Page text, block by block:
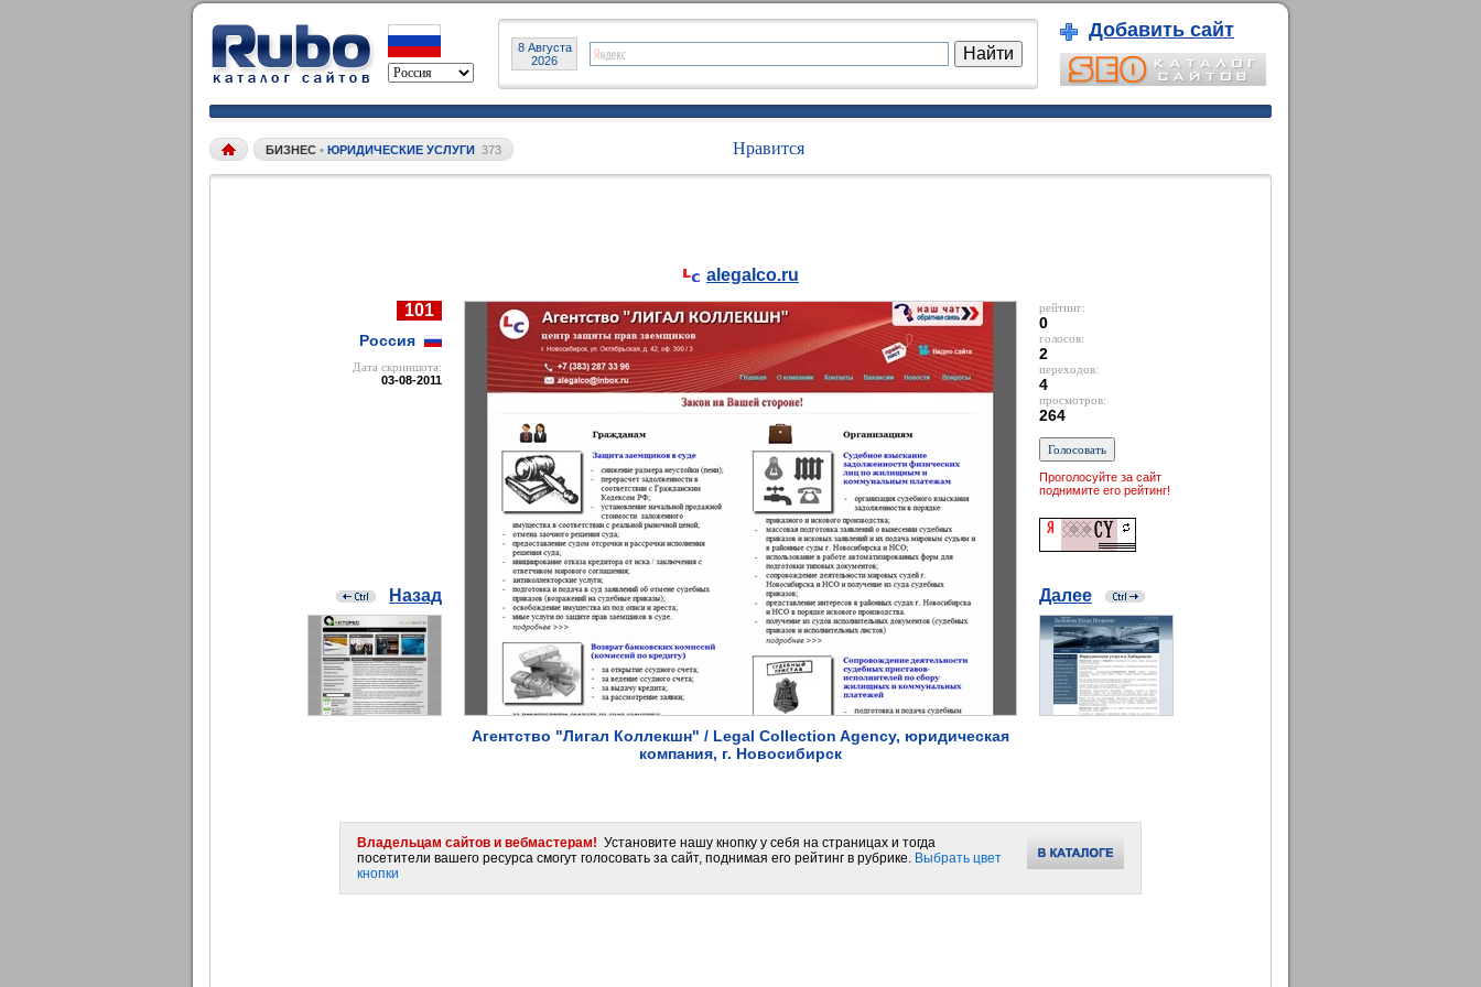
8 Августа
2026
Добавить сайт
БИЗНЕС • ЮРИДИЧЕСКИЕ УСЛУГИ 373 Нравится
101
Россия
Дата cкриншота:
03-08-2011
Назад
alegalco.ru
Агентство "Лигал Коллекшн" / Legal Collection Agency, юридическая
компания, г. Новосибирск
рейтинг:
0
голосов:
2
переходов:
4
просмотров:
264
Проголосуйте за сайт
поднимите его рейтинг!
Далее
Владельцам сайтов и вебмастерам! Установите нашу кнопку у себя на страницах и тогда
посетители вашего ресурса смогут голосовать за сайт, поднимая его рейтинг в рубрике. Выбрать цвет
кнопки